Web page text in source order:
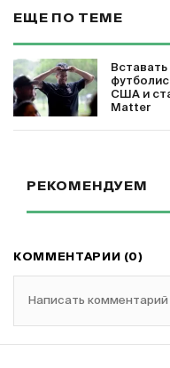
ЕЩЕ ПО ТЕМЕ
США и
Matter
РЕКОМЕНДУЕМ
КОММЕНТАРИИ (0)
Написать комментарий